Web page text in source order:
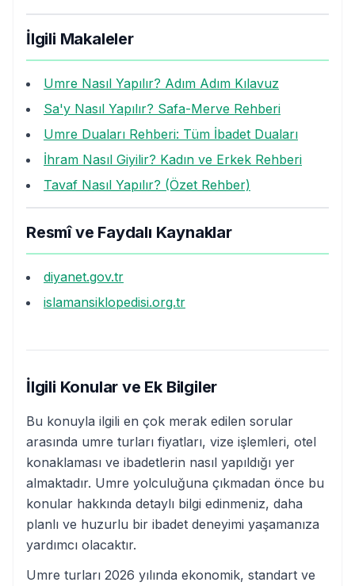
İlgili Makaleler
Umre Nasıl Yapılır? Adım Adım Kılavuz
Sa'y Nasıl Yapılır? Safa-Merve Rehberi
Umre Duaları Rehberi: Tüm İbadet Duaları
İhram Nasıl Giyilir? Kadın ve Erkek Rehberi
Tavaf Nasıl Yapılır? (Özet Rehber)
Resmî ve Faydalı Kaynaklar
diyanet.gov.tr
islamansiklopedisi.org.tr
İlgili Konular ve Ek Bilgiler
Bu konuyla ilgili en çok merak edilen sorular
arasında umre turları fiyatları, vize işlemleri, otel
konaklaması ve ibadetlerin nasıl yapıldığı yer
almaktadır. Umre yolculuğuna çıkmadan önce bu
konular hakkında detaylı bilgi edinmeniz, daha
planlı ve huzurlu bir ibadet deneyimi yaşamanıza
yardımcı olacaktır.
Umre turları 2026 yılında ekonomik, standart ve